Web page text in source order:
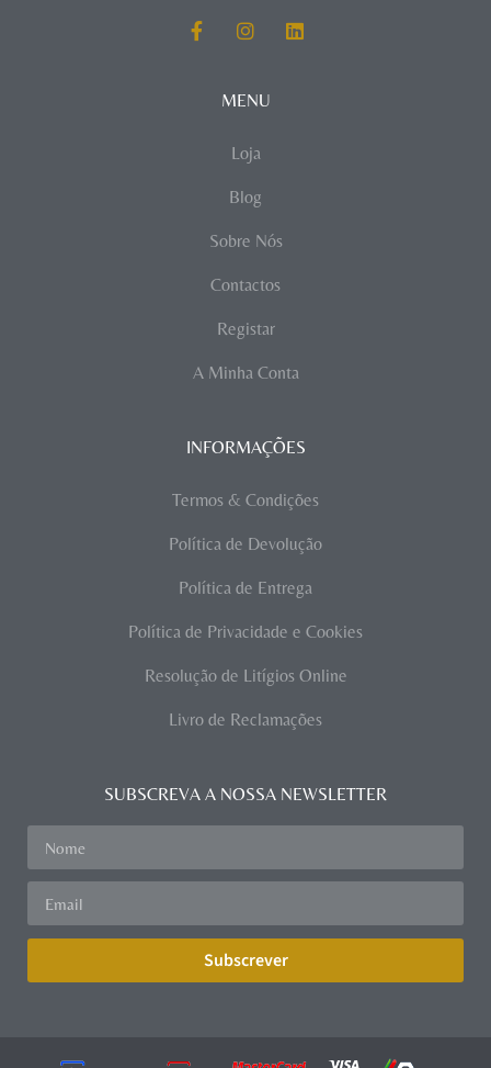
MENU
Loja
Blog
Sobre Nós
Contactos
Registar
A Minha Conta
INFORMAÇÕES
Termos & Condições
Política de Devolução
Política de Entrega
Política de Privacidade e Cookies
Resolução de Litígios Online
Livro de Reclamações
SUBSCREVA A NOSSA NEWSLETTER
Subscrever